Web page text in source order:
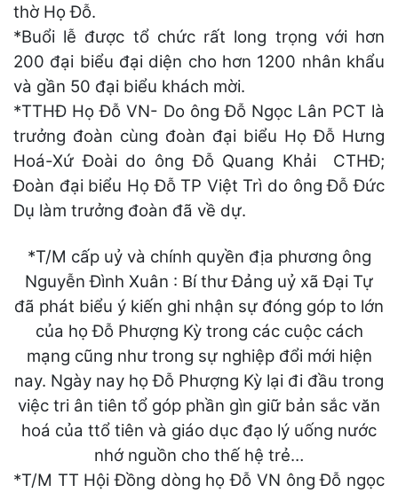
thờ Họ Đỗ.
*Buổi lễ được tổ chức rất long trọng với hơn
200 đại biểu đại diện cho hơn 1200 nhân khẩu
và gần 50 đại biểu khách mời.
*TTHĐ Họ Đỗ VN- Do ông Đỗ Ngọc Lân PCT là
trưởng đoàn cùng đoàn đại biểu Họ Đỗ Hưng
Hoá-Xứ Đoài do ông Đỗ Quang Khải CTHĐ;
Đoàn đại biểu Họ Đỗ TP Việt Trì do ông Đỗ Đức
Dụ làm trưởng đoàn đã về dự.
*T/M cấp uỷ và chính quyền địa phương ông
Nguyễn Đình Xuân : Bí thư Đảng uỷ xã Đại Tự
đã phát biểu ý kiến ghi nhận sự đóng góp to lớn
của họ Đỗ Phượng Kỳ trong các cuộc cách
mạng cũng như trong sự nghiệp đổi mới hiện
nay. Ngày nay họ Đỗ Phượng Kỳ lại đi đầu trong
việc tri ân tiên tổ góp phần gìn giữ bản sắc văn
hoá của ttổ tiên và giáo dục đạo lý uống nước
nhớ nguồn cho thế hệ trẻ…
*T/M TT Hội Đồng dòng họ Đỗ VN ông Đỗ ngọc